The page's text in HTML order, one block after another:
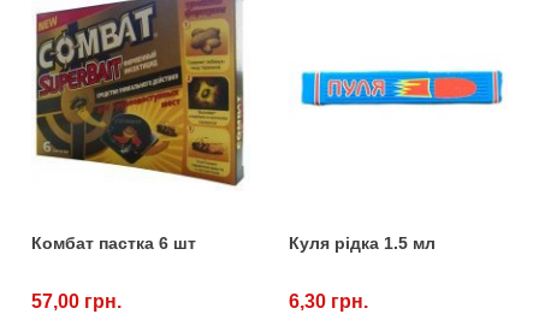
Комбат пастка 6 шт
57,00 грн.
Куля рідка 1.5 мл
6,30 грн.